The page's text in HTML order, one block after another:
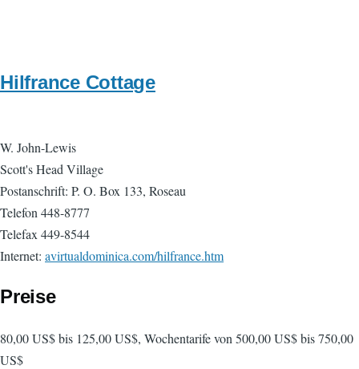
Hilfrance Cottage
W. John-Lewis
Scott's Head Village
Postanschrift: P. O. Box 133, Roseau
Telefon 448-8777
Telefax 449-8544
Internet: avirtualdominica.com/hilfrance.htm
Preise
80,00 US$ bis 125,00 US$, Wochentarife von 500,00 US$ bis 750,00
US$